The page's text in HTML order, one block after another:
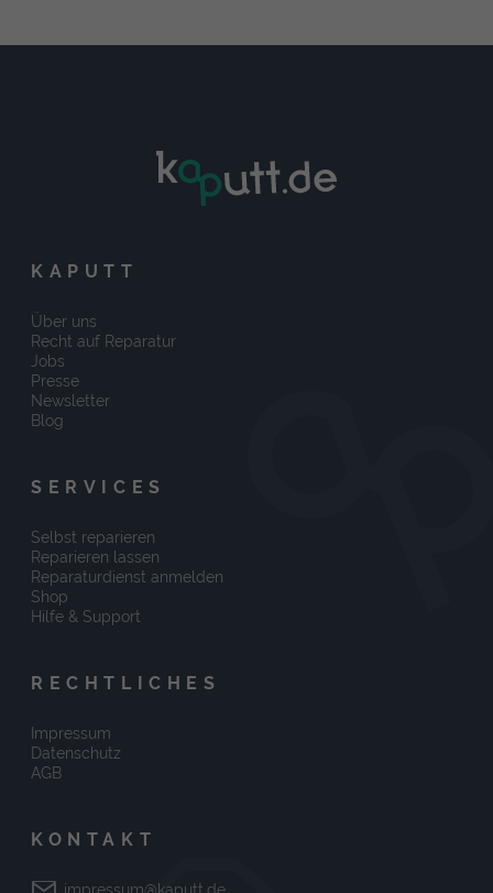
KAPUTT
Über uns
Recht auf Reparatur
Jobs
Presse
Newsletter
Blog
SERVICES
Selbst reparieren
Reparieren lassen
Reparaturdienst anmelden
Shop
Hilfe & Support
RECHTLICHES
Impressum
Datenschutz
AGB
KONTAKT
impressum@kaputt.de